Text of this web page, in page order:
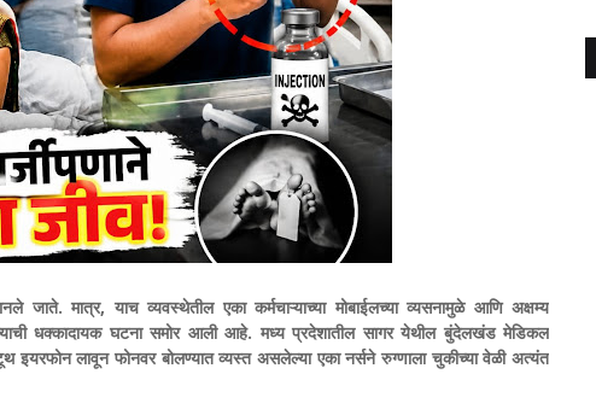
जाते. मात्र, याच व्यवस्थेतील एका कर्मचाऱ्याच्या मोबाईलच्या व्यसनामुळे आणि अक्षम्य
धक्कादायक घटना समोर आली आहे. मध्य प्रदेशातील सागर येथील बुंदेलखंड मेडिकल
लावून फोनवर बोलण्यात व्यस्त असलेल्या एका नर्सने रुग्णाला चुकीच्या वेळी अत्यंत